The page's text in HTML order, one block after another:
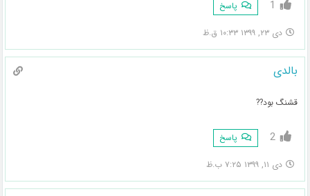
1 پاسخ
دی ۲۳, ۱۳۹۹ ۱۰:۳۳ ق.ظ
بالدی
قشنگ بود??
2 پاسخ
دی ۱۱, ۱۳۹۹ ۷:۲۵ ب.ظ